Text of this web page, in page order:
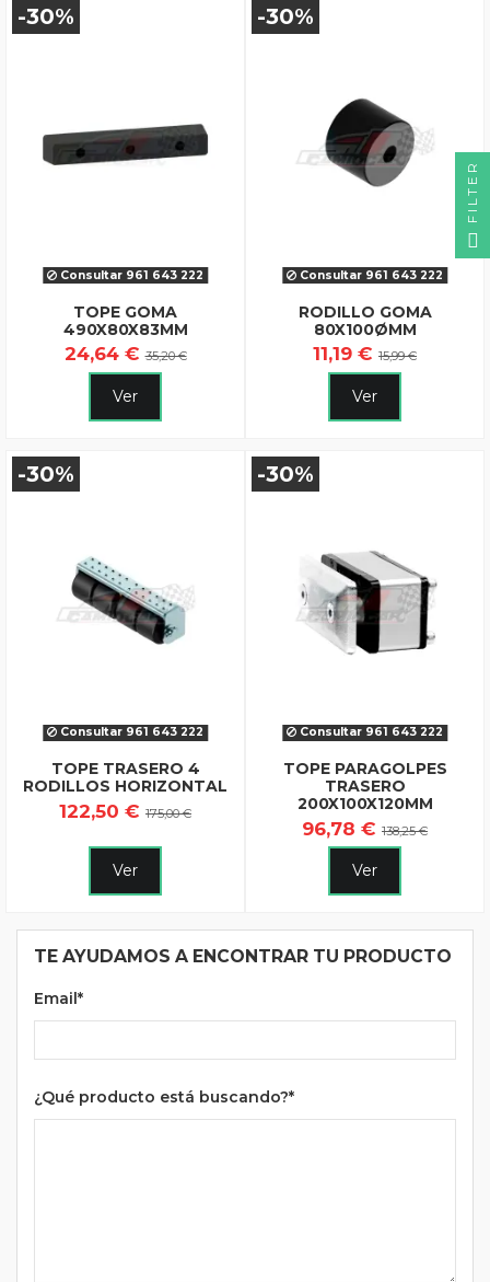
-30%
Consultar 961 643 222
TOPE GOMA
490X80X83MM
24,64 €35,20 €
Ver
-30%
Consultar 961 643 222
RODILLO GOMA
80X100ØMM
11,19 € 15,99 €
Ver
-30%
Consultar 961 643 222
TOPE TRASERO 4
RODILLOS HORIZONTAL
122,50 € 175,00 €
Ver
-30%
Consultar 961 643 222
TOPE PARAGOLPES
TRASERO
200X100X120MM
96,78 € 138,25 €
Ver
TE AYUDAMOS A ENCONTRAR TU PRODUCTO
Email*
¿Qué producto está buscando?*
FILTER